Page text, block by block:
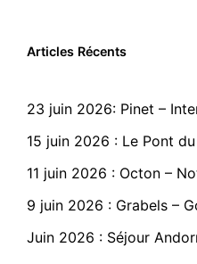
Articles Récents
23 juin 2026: Pinet –
15 juin 2026 : Le Pont
11 juin 2026 : Octon –
9 juin 2026 : Grabels –
Juin 2026 : Séjour